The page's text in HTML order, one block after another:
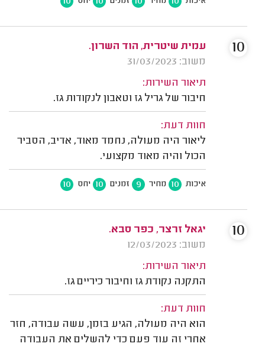
עמית שיטרית, הוד השרון.
משוב: 31/03/2023
תיאור השירות:
חיבור של גריל גז וטאבון לנקודות גז.
חוות דעת:
ליאור היה מעולה, נחמד מאוד, אדיב, הסביר
הכול והיה מאוד מקצועי.
איכות 10 מחיר 9 זמנים 10 יחס 10
10
יגאל זרצר, כפר סבא.
משוב: 12/03/2023
תיאור השירות:
התקנה נקודת גז וחיבור כיריים גז.
חוות דעת:
הוא היה מעולה, הגיע בזמן, עשה עבודה, חזר
אחרי זה עוד פעם כדי להשלים את העבודה
10